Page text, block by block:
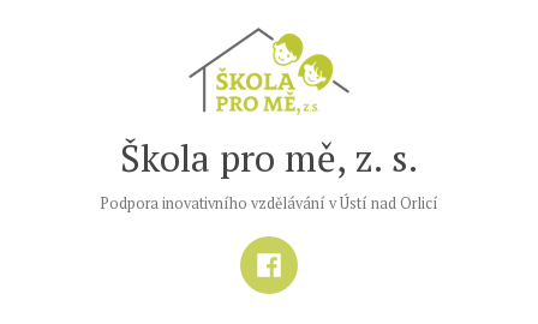
Škola pro mě, z. s.
Podpora inovativního vzdělávání v Ústí nad Orlicí
Facebook